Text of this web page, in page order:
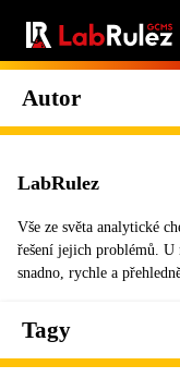
Autor
LabRulez
Vše ze světa analytické
řešení jejich problémů. U
snadno, rychle a
Tagy